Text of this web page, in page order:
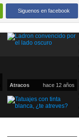
Siguenos en facebook
Atracos hace 12 años